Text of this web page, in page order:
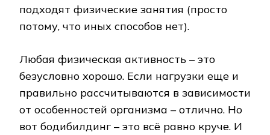
подходят физические занятия (просто
потому, что иных способов нет).
Любая физическая активность – это
безусловно хорошо. Если нагрузки еще и
правильно рассчитываются в зависимости
от особенностей организма – отлично. Но
вот бодибилдинг – это всё равно круче. И